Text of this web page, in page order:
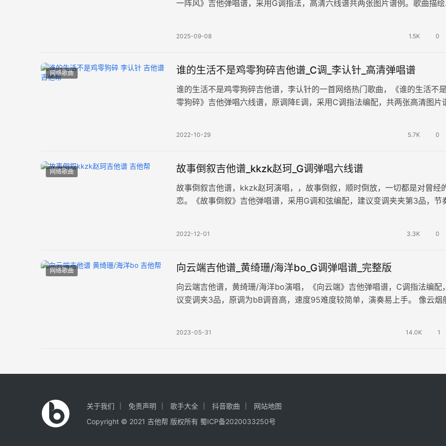
一阵风》吉他弹唱谱，采用G调指法，高清六线谱共两张图片谱例。歌曲描绘
2025-09-08 1.5K 0
网络歌曲 谁的生活不是鸡零狗碎吉他谱_C调_李认针_高清弹唱谱
谁的生活不是鸡零狗碎吉他谱，李认针的一首网络热门歌曲，《谁的生活不
零狗碎》吉他弹唱六线谱，原调降E调，采用C调指法编配，共两张高清图片
2022-10-29 5.7K 0
网络歌曲 故事倒叙吉他谱_kkzk赵珂_G调弹唱六线谱
故事倒叙吉他谱，kkzk赵珂演唱，，故事倒叙，顺时倒放，一切都是对曾经
恋。《故事倒叙》吉他弹唱谱，采用G调和弦编配，建议变调夹夹第3品，节
2022-12-01 3.3K 0
网络歌曲 向云端吉他谱_黄绮珊/海洋bo_G调弹唱谱_完整版
向云端吉他谱，黄绮珊/海洋bo演唱，《向云端》吉他弹唱谱，C调指法编配
议变调夹3品，原调为bB调音高，速度95难度较简单，演奏易上手。 像云烟
2023-05-31 14.0K 1
关于我们 免责声明 歌手大全 抖音歌曲
网站地图
Copyright © 2021 吉他帮 版权所有 蜀ICP备2020033250号